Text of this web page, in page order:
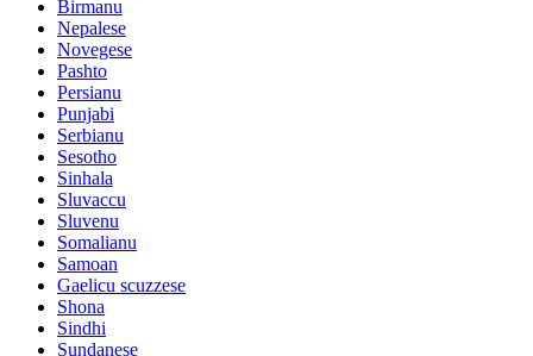
Birmanu
Nepalese
Novegese
Pashto
Persianu
Punjabi
Serbianu
Sesotho
Sinhala
Sluvaccu
Sluvenu
Somalianu
Samoan
Gaelicu scuzzese
Shona
Sindhi
Sundanese